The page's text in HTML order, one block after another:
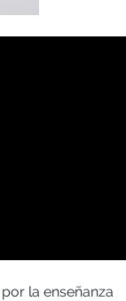
la enseñanza